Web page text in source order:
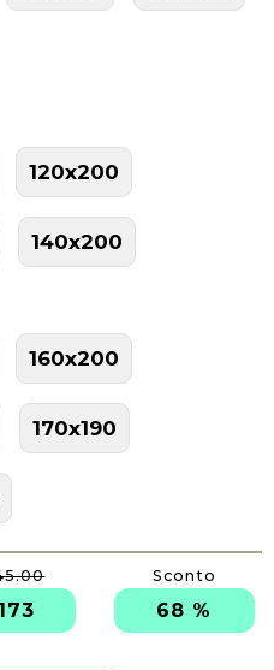
120x200
140x200
160x200
170x190
Sconto
68 %